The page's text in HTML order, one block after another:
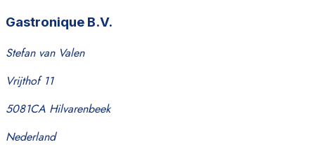
Gastronique B.V.
Stefan van Valen
Vrijthof 11
5081CA Hilvarenbeek
Nederland